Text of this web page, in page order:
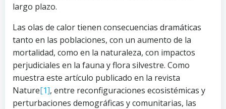
largo plazo.
Las olas de calor tienen consecuencias dramáticas
tanto en las poblaciones, con un aumento de la
mortalidad, como en la naturaleza, con impactos
perjudiciales en la fauna y flora silvestre. Como
muestra este artículo publicado en la revista
Nature[1], entre reconfiguraciones ecosistémicas y
perturbaciones demográficas y comunitarias, las